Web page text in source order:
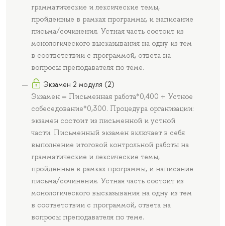
грамматические и лексические темы,
пройденные в рамках программы, и написание
письма/сочинения. Устная часть состоит из
монологического высказывания на одну из тем
в соответствии с программой, ответа на
вопросы преподавателя по теме.
Экзамен 2 модуля (2)
Экзамен = Письменная работа*0,400 + Устное
собеседование*0,300. Процедура организации:
экзамен состоит из письменной и устной
части. Письменный экзамен включает в себя
выполнение итоговой контрольной работы на
грамматические и лексические темы,
пройденные в рамках программы, и написание
письма/сочинения. Устная часть состоит из
монологического высказывания на одну из тем
в соответствии с программой, ответа на
вопросы преподавателя по теме.